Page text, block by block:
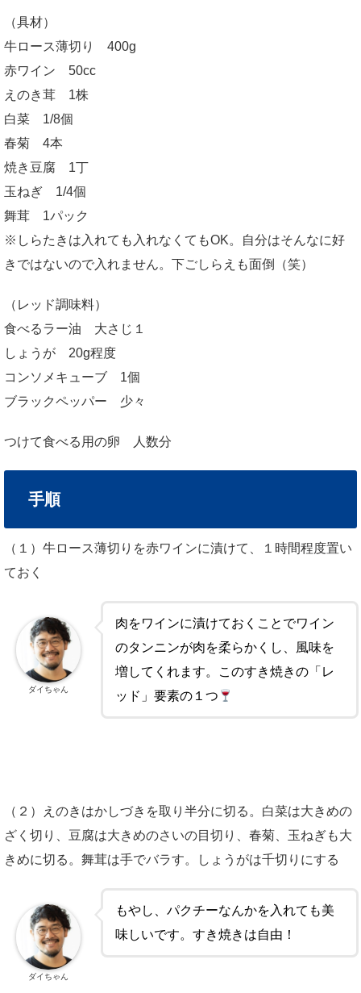
（具材）
牛ロース薄切り 400g
赤ワイン 50cc
えのき茸 1株
白菜 1/8個
春菊 4本
焼き豆腐 1丁
玉ねぎ 1/4個
舞茸 1パック
※しらたきは入れても入れなくてもOK。自分はそんなに好
きではないので入れません。下ごしらえも面倒（笑）
（レッド調味料）
食べるラー油 大さじ１
しょうが 20g程度
コンソメキューブ 1個
ブラックペッパー 少々
つけて食べる用の卵 人数分
手順
（１）牛ロース薄切りを赤ワインに漬けて、１時間程度置い
ておく
肉をワインに漬けておくことでワイン
のタンニンが肉を柔らかくし、風味を
増してくれます。このすき焼きの「レ
ッド」要素の１つ
ダイちゃん
（２）えのきはかしづきを取り半分に切る。白菜は大きめの
ざく切り、豆腐は大きめのさいの目切り、春菊、玉ねぎも大
きめに切る。舞茸は手でバラす。しょうがは千切りにする
もやし、パクチーなんかを入れても美
味しいです。すき焼きは自由！
ダイちゃん